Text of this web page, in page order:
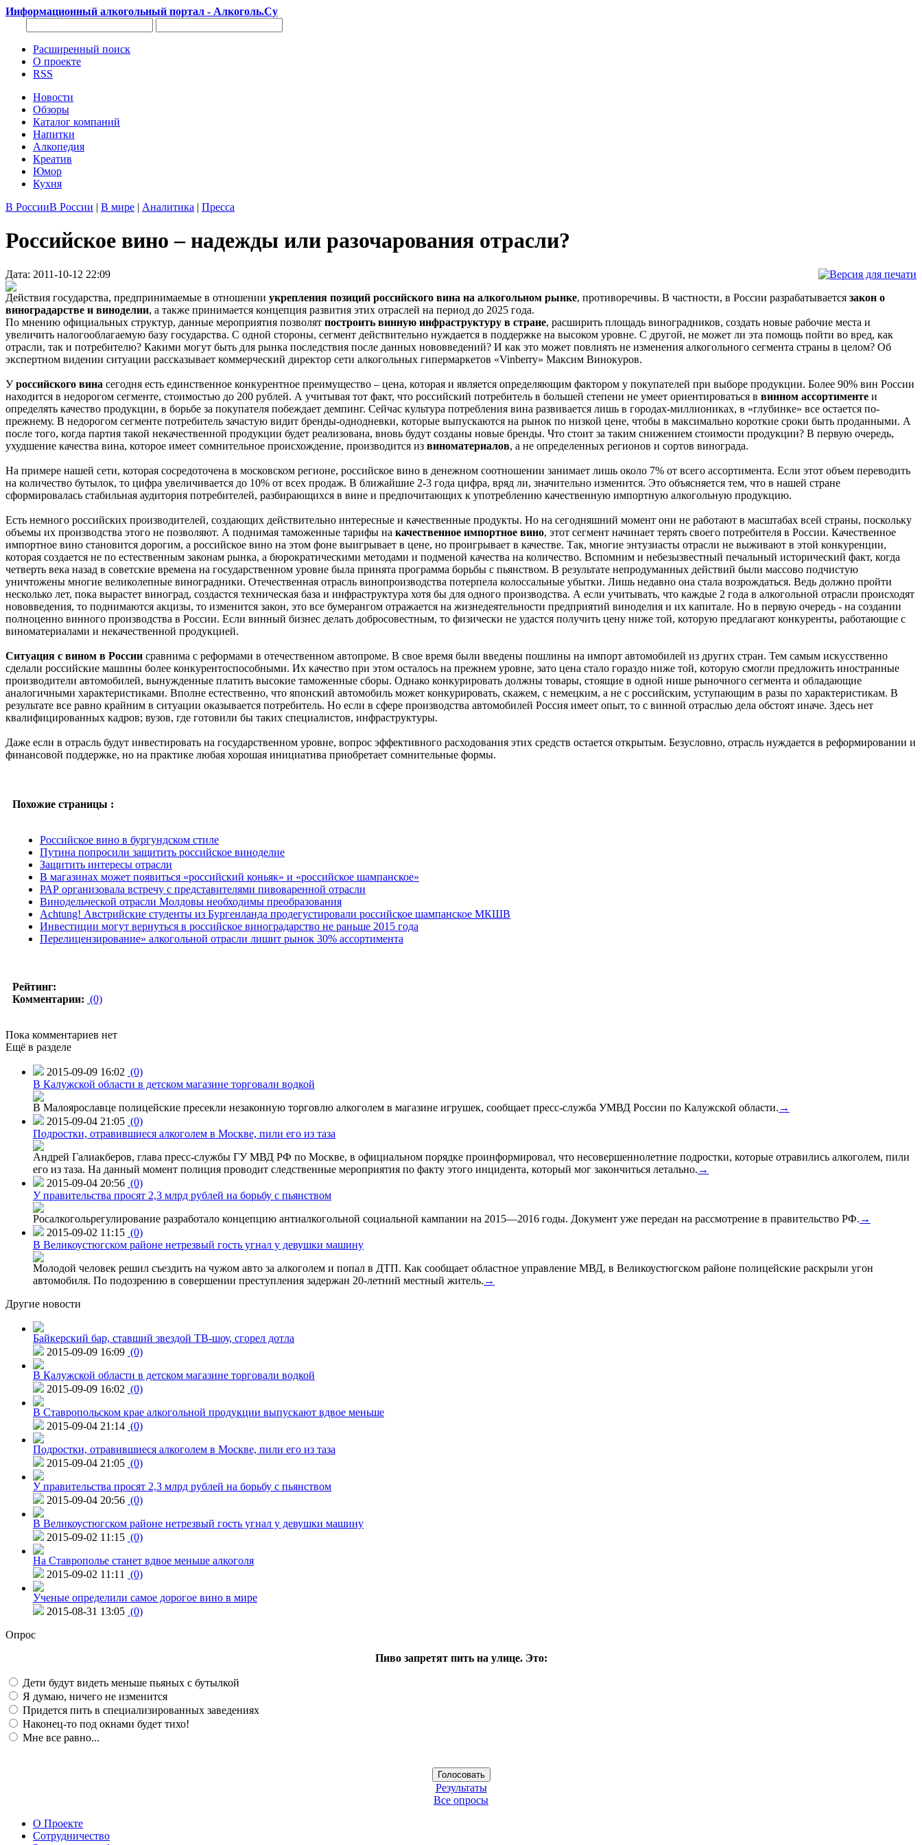
Информационный алкогольный портал - Алкоголь.Су
Расширенный поиск
О проекте
RSS
Новости
Обзоры
Каталог компаний
Напитки
Алкопедия
Креатив
Юмор
Кухня
В РоссииВ России | В мире | Аналитика | Пресса
Российское вино – надежды или разочарования отрасли?
Дата: 2011-10-12 22:09
Действия государства, предпринимаемые в отношении укрепления позиций российского вина на алкогольном рынке, противоречивы. В частности, в России разрабатывается закон о
виноградарстве и виноделии, а также принимается концепция развития этих отраслей на период до 2025 года.
По мнению официальных структур, данные мероприятия позволят построить винную инфраструктуру в стране, расширить площадь виноградников, создать новые рабочие места и
увеличить налогооблагаемую базу государства. С одной стороны, сегмент действительно нуждается в поддержке на высоком уровне. С другой, не может ли эта помощь пойти во вред, как
отрасли, так и потребителю? Какими могут быть для рынка последствия после данных нововведений? И как это может повлиять не изменения алкогольного сегмента страны в целом? Об
экспертном видении ситуации рассказывает коммерческий директор сети алкогольных гипермаркетов «Vinberry» Максим Винокуров.
Уроссийского вина сегодня есть единственное конкурентное преимущество – цена, которая и является определяющим фактором у покупателей при выборе продукции. Более 90% вин России
находится в недорогом сегменте, стоимостью до 200 рублей. А учитывая тот факт, что российский потребитель в большей степени не умеет ориентироваться в винном ассортименте и
определять качество продукции, в борьбе за покупателя побеждает демпинг. Сейчас культура потребления вина развивается лишь в городах-миллиониках, в «глубинке» все остается по-
прежнему. В недорогом сегменте потребитель зачастую видит бренды-однодневки, которые выпускаются на рынок по низкой цене, чтобы в максимально короткие сроки быть проданными. А
после того, когда партия такой некачественной продукции будет реализована, вновь будут созданы новые бренды. Что стоит за таким снижением стоимости продукции? В первую очередь,
ухудшение качества вина, которое имеет сомнительное происхождение, производится из виноматериалов, а не определенных регионов и сортов винограда.
На примере нашей сети, которая сосредоточена в московском регионе, российское вино в денежном соотношении занимает лишь около 7% от всего ассортимента. Если этот объем переводить
на количество бутылок, то цифра увеличивается до 10% от всех продаж. В ближайшие 2-3 года цифра, вряд ли, значительно изменится. Это объясняется тем, что в нашей стране
сформировалась стабильная аудитория потребителей, разбирающихся в вине и предпочитающих к употреблению качественную импортную алкогольную продукцию.
Есть немного российских производителей, создающих действительно интересные и качественные продукты. Но на сегодняшний момент они не работают в масштабах всей страны, поскольку
объемы их производства этого не позволяют. А поднимая таможенные тарифы на качественное импортное вино, этот сегмент начинает терять своего потребителя в России. Качественное
импортное вино становится дорогим, а российское вино на этом фоне выигрывает в цене, но проигрывает в качестве. Так, многие энтузиасты отрасли не выживают в этой конкуренции,
которая создается не по естественным законам рынка, а бюрократическими методами и подменой качества на количество. Вспомним и небезызвестный печальный исторический факт, когда
четверть века назад в советские времена на государственном уровне была принята программа борьбы с пьянством. В результате непродуманных действий были массово подчистую
уничтожены многие великолепные виноградники. Отечественная отрасль винопроизводства потерпела колоссальные убытки. Лишь недавно она стала возрождаться. Ведь должно пройти
несколько лет, пока вырастет виноград, создастся техническая база и инфраструктура хотя бы для одного производства. А если учитывать, что каждые 2 года в алкогольной отрасли происходят
нововведения, то поднимаются акцизы, то изменится закон, это все бумерангом отражается на жизнедеятельности предприятий виноделия и их капитале. Но в первую очередь - на создании
полноценно винного производства в России. Если винный бизнес делать добросовестным, то физически не удастся получить цену ниже той, которую предлагают конкуренты, работающие с
виноматериалами и некачественной продукцией.
Ситуация с вином в России сравнима с реформами в отечественном автопроме. В свое время были введены пошлины на импорт автомобилей из других стран. Тем самым искусственно
сделали российские машины более конкурентоспособными. Их качество при этом осталось на прежнем уровне, зато цена стало гораздо ниже той, которую смогли предложить иностранные
производители автомобилей, вынужденные платить высокие таможенные сборы. Однако конкурировать должны товары, стоящие в одной нише рыночного сегмента и обладающие
аналогичными характеристиками. Вполне естественно, что японский автомобиль может конкурировать, скажем, с немецким, а не с российским, уступающим в разы по характеристикам. В
результате все равно крайним в ситуации оказывается потребитель. Но если в сфере производства автомобилей Россия имеет опыт, то с винной отраслью дела обстоят иначе. Здесь нет
квалифицированных кадров; вузов, где готовили бы таких специалистов, инфраструктуры.
Даже если в отрасль будут инвестировать на государственном уровне, вопрос эффективного расходования этих средств остается открытым. Безусловно, отрасль нуждается в реформировании и
финансовой поддержке, но на практике любая хорошая инициатива приобретает сомнительные формы.
Похожие страницы :
Российское вино в бургундском стиле
Путина попросили защитить российское виноделие
Защитить интересы отрасли
В магазинах может появиться «российский коньяк» и «российское шампанское»
РАР организовала встречу с представителями пивоваренной отрасли
Винодельческой отрасли Молдовы необходимы преобразования
Achtung! Австрийские студенты из Бургенланда продегустировали российское шампанское МКШВ
Инвестиции могут вернуться в российское виноградарство не раньше 2015 года
Перелицензирование» алкогольной отрасли лишит рынок 30% ассортимента
Рейтинг:
Комментарии: (0)
Пока комментариев нет
Ещё в разделе
2015-09-09 16:02 (0)
В Калужской области в детском магазине торговали водкой
В Малоярославце полицейские пресекли незаконную торговлю алкоголем в магазине игрушек, сообщает пресс-служба УМВД России по Калужской области. →
2015-09-04 21:05 (0)
Подростки, отравившиеся алкоголем в Москве, пили его из таза
Андрей Галиакберов, глава пресс-службы ГУ МВД РФ по Москве, в официальном порядке проинформировал, что несовершеннолетние подростки, которые отравились алкоголем, пили
его из таза. На данный момент полиция проводит следственные мероприятия по факту этого инцидента, который мог закончиться летально. →
2015-09-04 20:56 (0)
У правительства просят 2,3 млрд рублей на борьбу с пьянством
Росалкогольрегулирование разработало концепцию антиалкогольной социальной кампании на 2015—2016 годы. Документ уже передан на рассмотрение в правительство РФ. →
2015-09-02 11:15 (0)
В Великоустюгском районе нетрезвый гость угнал у девушки машину
Молодой человек решил съездить на чужом авто за алкоголем и попал в ДТП. Как сообщает областное управление МВД, в Великоустюгском районе полицейские раскрыли угон
автомобиля. По подозрению в совершении преступления задержан 20-летний местный житель. →
Другие новости
Байкерский бар, ставший звездой ТВ-шоу, сгорел дотла
2015-09-09 16:09 (0)
В Калужской области в детском магазине торговали водкой
2015-09-09 16:02 (0)
В Ставропольском крае алкогольной продукции выпускают вдвое меньше
2015-09-04 21:14 (0)
Подростки, отравившиеся алкоголем в Москве, пили его из таза
2015-09-04 21:05 (0)
У правительства просят 2,3 млрд рублей на борьбу с пьянством
2015-09-04 20:56 (0)
В Великоустюгском районе нетрезвый гость угнал у девушки машину
2015-09-02 11:15 (0)
На Ставрополье станет вдвое меньше алкоголя
2015-09-02 11:11
(0)
Ученые определили самое дорогое вино в мире
2015-08-31 13:05 (0)
Опрос
Пиво запретят пить на улице. Это:
Дети будут видеть меньше пьяных с бутылкой
Я думаю, ничего не изменится
Придется пить в специализированных заведениях
Наконец-то под окнами будет тихо!
Мне все равно...
Результаты
Все опросы
О Проекте
Сотрудничество